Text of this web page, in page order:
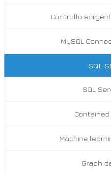
Controllo
MySQL
SQL
SQL
Machine
Graph